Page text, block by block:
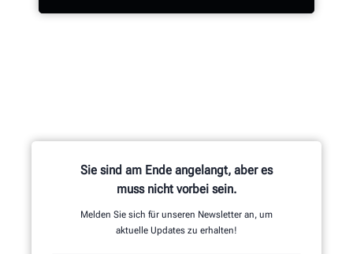
HUNTER-ZERTIFIZIERUNG ERHALTEN
Sie sind am Ende angelangt, aber es
muss nicht vorbei sein.
Melden Sie sich für unseren Newsletter an, um
aktuelle Updates zu erhalten!